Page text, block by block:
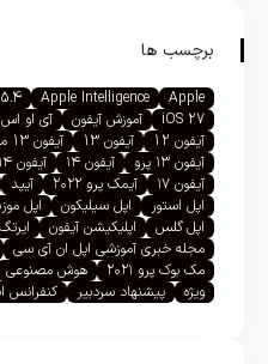
برچسب ها
Apple
Apple Intelligence
iOS 27
آموزش آیفون آی او اس
آیفون 12
آیفون 13 آیفون 13 مینی
آیفون ۱۳ پرو
آیفون ۱۴ آیفون ۱۴ پرو
آیفون ۱۷
آیمک پرو ۲۰۲۲ آیپد
اپل استور
اپل سیلیکون اپل
اپل گلس
اپلیکیشن آیفون ایرتگ
مجله خبری آموزشی اپل ان آی سی
مک بوک پرو ۲۰۲۱
هوش مصنوعی
ویژه
پیشنهاد سردبیر کنفرانس